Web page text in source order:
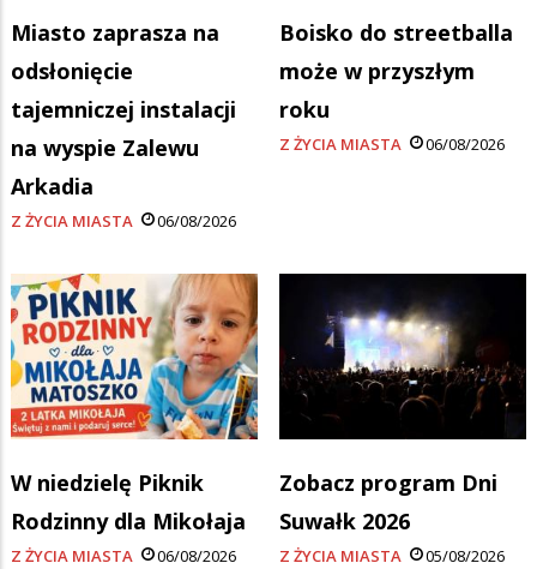
Miasto zaprasza na
odsłonięcie
tajemniczej instalacji
na wyspie Zalewu
Arkadia
Z ŻYCIA MIASTA 06/08/2026
Boisko do streetballa
może w przyszłym
roku
Z ŻYCIA MIASTA 06/08/2026
W niedzielę Piknik
Rodzinny dla Mikołaja
Z ŻYCIA MIASTA 06/08/2026
Zobacz program Dni
Suwałk 2026
Z ŻYCIA MIASTA 05/08/2026